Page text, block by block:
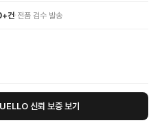
건· 전품 검수 발송
신뢰 보증 보기